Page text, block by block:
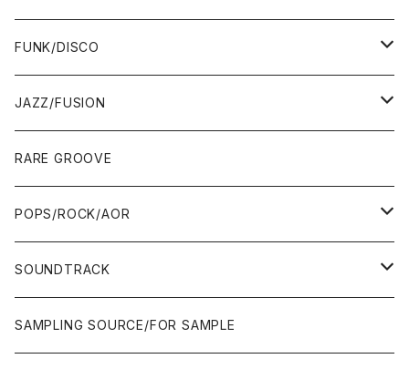
JAPAN ONLY RELEASE/REMIX
EARLY 90'S MIDDLE〜NEW SCHOOL
JAPAN ONLY RELEASE/REMIX
MID〜LATE 90'S
80'S OLD SCHOOL〜EARLY 90'S
MID〜LATE 90'S
CD/TAPE
CD-R/DEMO/SAMPLE
CD ALBUM
60'S/70'S
80'S
7"/12"
60'S/70'S
80'S
LP
60'S/70'S
80'S
12"/7"
60'S/70'S
80'S
FUNK/DISCO
LP
70'S
80'S
12"/7"
70'S
80'S
JAZZ/FUSION
JAZZ
FUSION
RARE GROOVE
POPS/ROCK/AOR
POPS/S.S.W.
ROCK/AOR
SOUNDTRACK
LP
SAMPLING SOURCE/FOR SAMPLE